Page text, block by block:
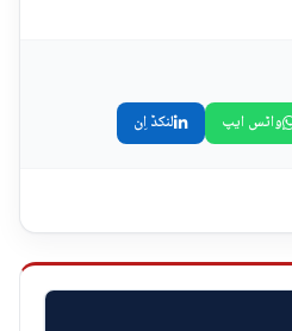
واٹس ایپ لنکڈ اِن